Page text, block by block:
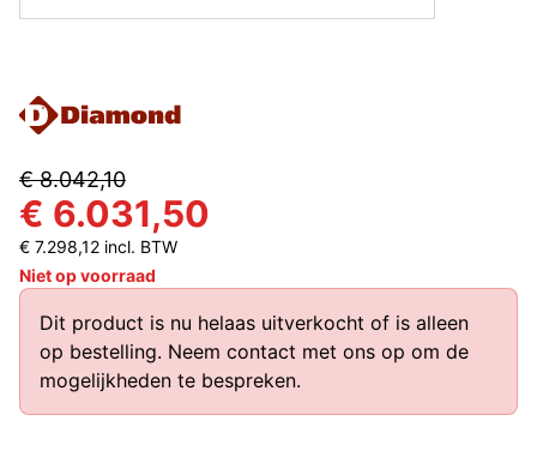
€ 8.042,10
€ 6.031,50
€ 7.298,12 incl. BTW
Niet op voorraad
Dit product is nu helaas uitverkocht of is alleen
op bestelling. Neem contact met ons op om de
mogelijkheden te bespreken.